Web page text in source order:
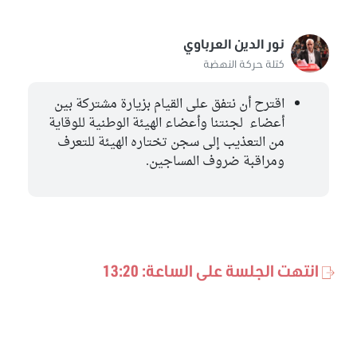
نور الدين العرباوي
كتلة حركة النهضة
اقترح أن نتفق على القيام بزيارة مشتركة بين
أعضاء لجنتنا وأعضاء الهيئة الوطنية للوقاية
من التعذيب إلى سجن تختاره الهيئة للتعرف
ومراقبة ضروف المساجين.
انتهت الجلسة على الساعة: 13:20